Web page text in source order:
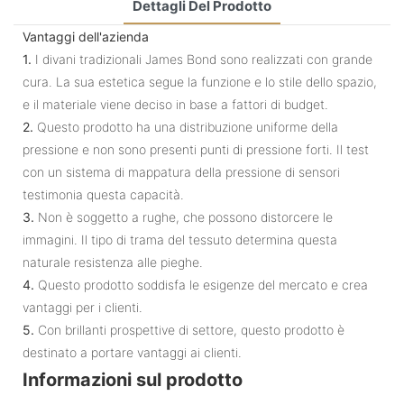
Dettagli Del Prodotto
Vantaggi dell'azienda
1. I divani tradizionali James Bond sono realizzati con grande
cura. La sua estetica segue la funzione e lo stile dello spazio,
e il materiale viene deciso in base a fattori di budget.
2. Questo prodotto ha una distribuzione uniforme della
pressione e non sono presenti punti di pressione forti. Il test
con un sistema di mappatura della pressione di sensori
testimonia questa capacità.
3. Non è soggetto a rughe, che possono distorcere le
immagini. Il tipo di trama del tessuto determina questa
naturale resistenza alle pieghe.
4. Questo prodotto soddisfa le esigenze del mercato e crea
vantaggi per i clienti.
5. Con brillanti prospettive di settore, questo prodotto è
destinato a portare vantaggi ai clienti.
Informazioni sul prodotto